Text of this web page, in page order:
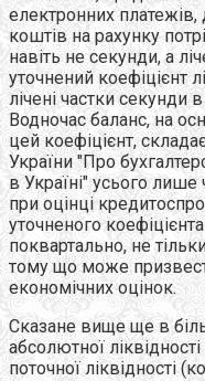
електронних
коштів на рахунку
навіть не секунди, а
уточнений коефіцієнт
лічені частки секунди
Водночас баланс, на
цей коефіцієнт,
України "Про
в Україні" усього
при оцінці
уточненого
поквартально, не
тому що може
економічних оцінок.
Сказане вище ще в
абсолютної
поточної ліквідності